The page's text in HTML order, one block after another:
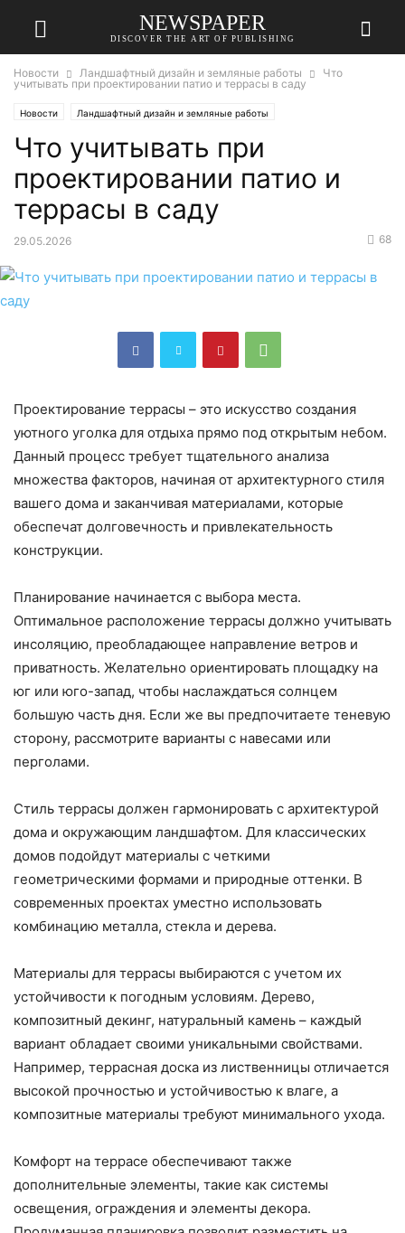
NEWSPAPER
DISCOVER THE ART OF PUBLISHING
Новости Ландшафтный дизайн и земляные работы
Что
учитывать при проектировании патио и террасы в саду
Новости Ландшафтный дизайн и земляные работы
Что учитывать при
проектировании патио и
террасы в саду
29.05.2026 68
Проектирование террасы – это искусство создания
уютного уголка для отдыха прямо под открытым небом.
Данный процесс требует тщательного анализа
множества факторов, начиная от архитектурного стиля
вашего дома и заканчивая материалами, которые
обеспечат долговечность и привлекательность
конструкции.
Планирование начинается с выбора места.
Оптимальное расположение террасы должно учитывать
инсоляцию, преобладающее направление ветров и
приватность. Желательно ориентировать площадку на
юг или юго-запад, чтобы наслаждаться солнцем
большую часть дня. Если же вы предпочитаете теневую
сторону, рассмотрите варианты с навесами или
перголами.
Стиль террасы должен гармонировать с архитектурой
дома и окружающим ландшафтом. Для классических
домов подойдут материалы с четкими
геометрическими формами и природные оттенки. В
современных проектах уместно использовать
комбинацию металла, стекла и дерева.
Материалы для террасы выбираются с учетом их
устойчивости к погодным условиям. Дерево,
композитный декинг, натуральный камень – каждый
вариант обладает своими уникальными свойствами.
Например, террасная доска из лиственницы отличается
высокой прочностью и устойчивостью к влаге, а
композитные материалы требуют минимального ухода.
Комфорт на террасе обеспечивают также
дополнительные элементы, такие как системы
освещения, ограждения и элементы декора.